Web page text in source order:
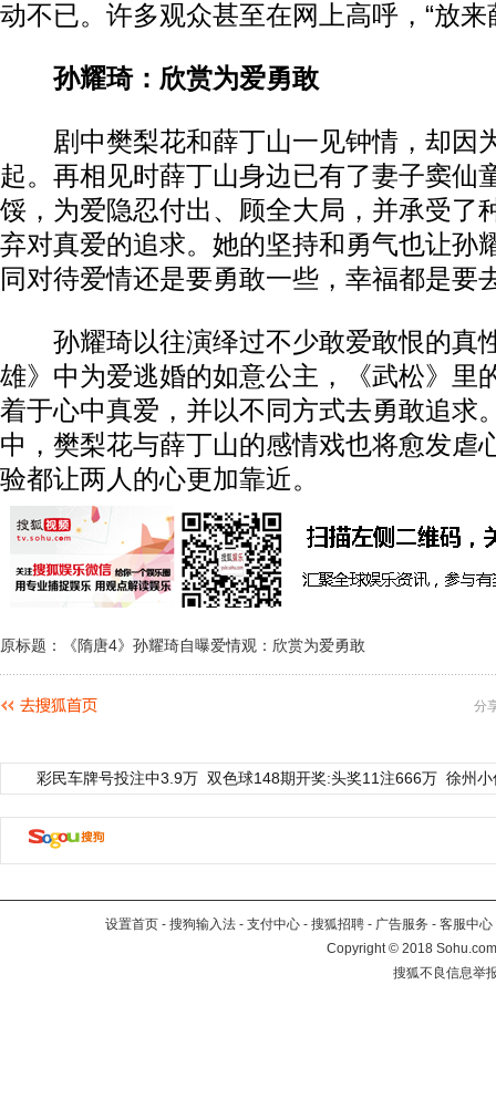
动不已。许多观众甚至在网上高呼，“放来
孙耀琦：欣赏为爱勇敢
剧中樊梨花和薛丁山一见钟情，却因
起。再相见时薛丁山身边已有了妻子窦仙
馁，为爱隐忍付出、顾全大局，并承受了
弃对真爱的追求。她的坚持和勇气也让孙
同对待爱情还是要勇敢一些，幸福都是要
孙耀琦以往演绎过不少敢爱敢恨的真
雄》中为爱逃婚的如意公主，《武松》里
着于心中真爱，并以不同方式去勇敢追求
中，樊梨花与薛丁山的感情戏也将愈发虐
验都让两人的心更加靠近。
原标题：《隋唐4》孙耀琦自曝爱情观：欣赏为爱勇敢
分
彩民车牌号投注中3.9万 双色球148期开奖:头奖11注666万 徐州
设置首页 - 搜狗输入法 - 支付中心 - 搜狐招聘 - 广告服务 - 客服中心
Copyright©2018
搜狐不良信息举